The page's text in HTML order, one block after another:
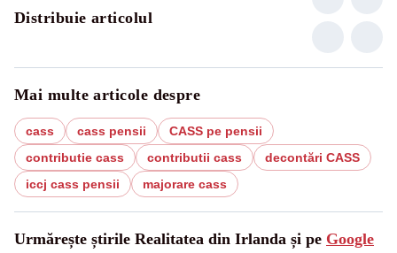
Distribuie articolul
Mai multe articole despre
cass cass pensii
CASS pe pensii
contributie cass
contributii cass
decontări CASS
iccj cass pensii
majorare cass
Urmărește știrile Realitatea din Irlanda și pe Google